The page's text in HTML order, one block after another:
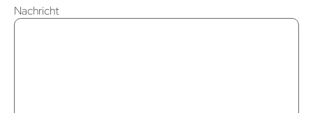
Nachricht